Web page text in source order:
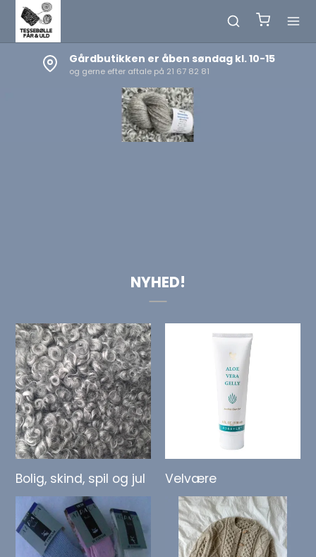
Netbutikken holder døgnåbent
Tilmeld dig NYHEDSBREVET nederst på siden
NYHED!
Bolig, skind, spil og jul Velvære